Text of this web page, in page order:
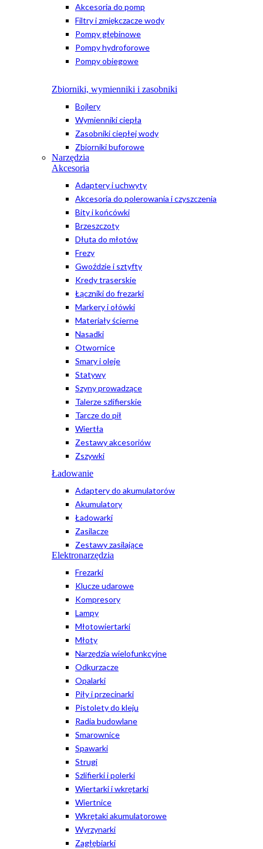
Akcesoria do pomp
Filtry i zmiękczacze wody
Pompy głębinowe
Pompy hydroforowe
Pompy obiegowe
Zbiorniki, wymienniki i zasobniki
Bojlery
Wymienniki ciepła
Zasobniki ciepłej wody
Zbiorniki buforowe
Narzędzia
Akcesoria
Adaptery i uchwyty
Akcesoria do polerowania i czyszczenia
Bity i końcówki
Brzeszczoty
Dłuta do młotów
Frezy
Gwoździe i sztyfty
Kredy traserskie
Łączniki do frezarki
Markery i ołówki
Materiały ścierne
Nasadki
Otwornice
Smary i oleje
Statywy
Szyny prowadzące
Talerze szlifierskie
Tarcze do pił
Wiertła
Zestawy akcesoriów
Zszywki
Ładowanie
Adaptery do akumulatorów
Akumulatory
Ładowarki
Zasilacze
Zestawy zasilające
Elektronarzędzia
Frezarki
Klucze udarowe
Kompresory
Lampy
Młotowiertarki
Młoty
Narzędzia wielofunkcyjne
Odkurzacze
Opalarki
Piły i przecinarki
Pistolety do kleju
Radia budowlane
Smarownice
Spawarki
Strugi
Szlifierki i polerki
Wiertarki i wkrętarki
Wiertnice
Wkrętaki akumulatorowe
Wyrzynarki
Zagłębiarki